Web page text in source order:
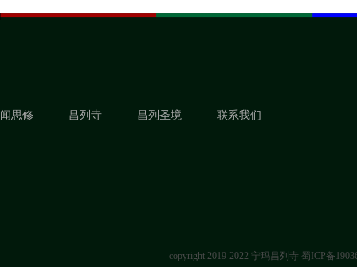
闻思修 昌列寺 昌列圣境 联系我们
copyright 2019-2022 宁玛昌列寺 蜀ICP备